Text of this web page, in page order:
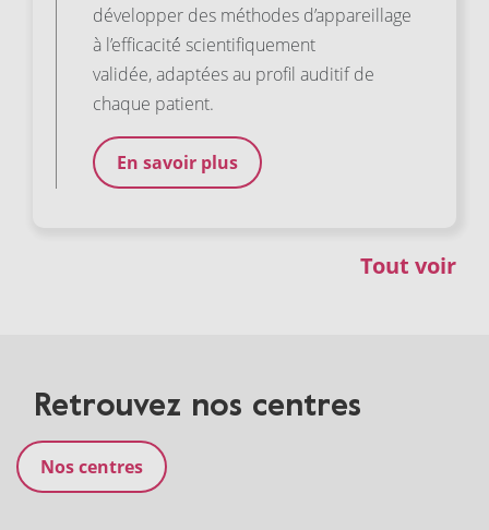
développer des méthodes d’appareillage
à l’efficacité́ scientifiquement
validée, adaptées au profil auditif de
chaque patient.
En savoir plus
Tout voir
Retrouvez nos centres
Nos centres